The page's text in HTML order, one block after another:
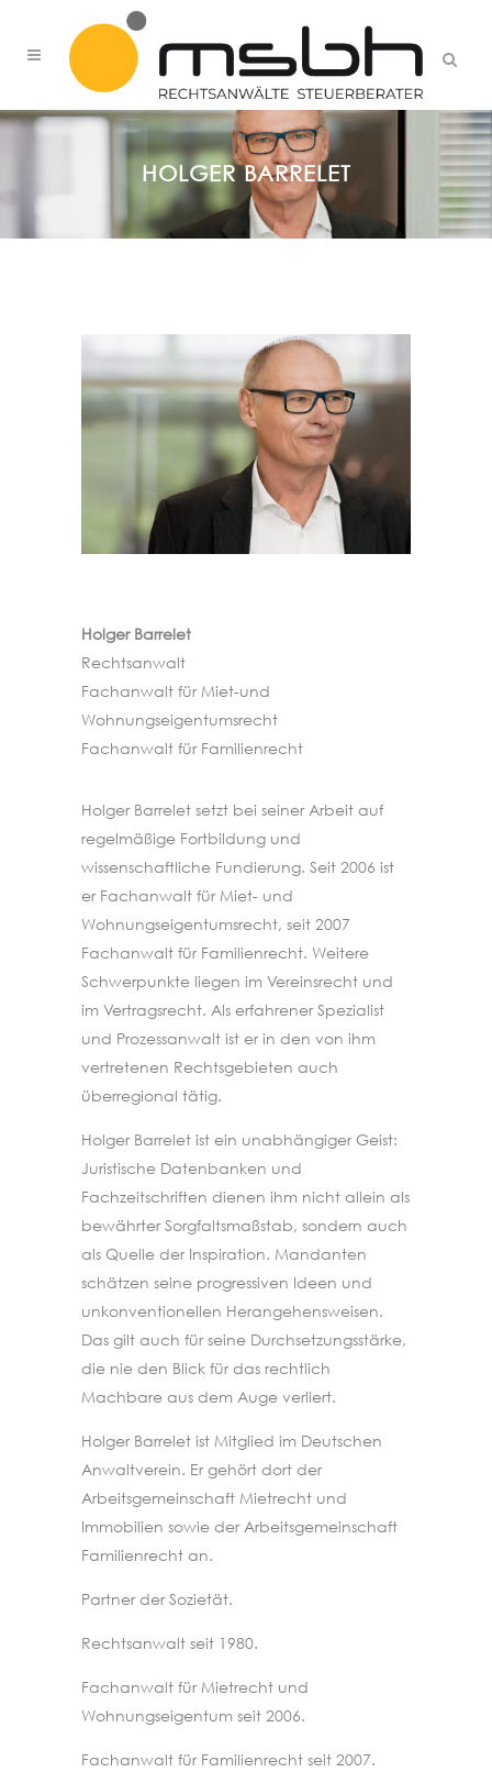
HOLGER BARRELET
Holger Barrelet
Rechtsanwalt
Fachanwalt für Miet-und
Wohnungseigentumsrecht
Fachanwalt für Familienrecht
Holger Barrelet setzt bei seiner Arbeit auf
regelmäßige Fortbildung und
wissenschaftliche Fundierung. Seit 2006 ist
er Fachanwalt für Miet- und
Wohnungseigentumsrecht, seit 2007
Fachanwalt für Familienrecht. Weitere
Schwerpunkte liegen im Vereinsrecht und
im Vertragsrecht. Als erfahrener Spezialist
und Prozessanwalt ist er in den von ihm
vertretenen Rechtsgebieten auch
überregional tätig.
Holger Barrelet ist ein unabhängiger Geist:
Juristische Datenbanken und
Fachzeitschriften dienen ihm nicht allein als
bewährter Sorgfaltsmaßstab, sondern auch
als Quelle der Inspiration. Mandanten
schätzen seine progressiven Ideen und
unkonventionellen Herangehensweisen.
Das gilt auch für seine Durchsetzungsstärke,
die nie den Blick für das rechtlich
Machbare aus dem Auge verliert.
Holger Barrelet ist Mitglied im Deutschen
Anwaltverein. Er gehört dort der
Arbeitsgemeinschaft Mietrecht und
Immobilien sowie der Arbeitsgemeinschaft
Familienrecht an.
Partner der Sozietät.
Rechtsanwalt seit 1980.
Fachanwalt für Mietrecht und
Wohnungseigentum seit 2006.
Fachanwalt für Familienrecht seit 2007.